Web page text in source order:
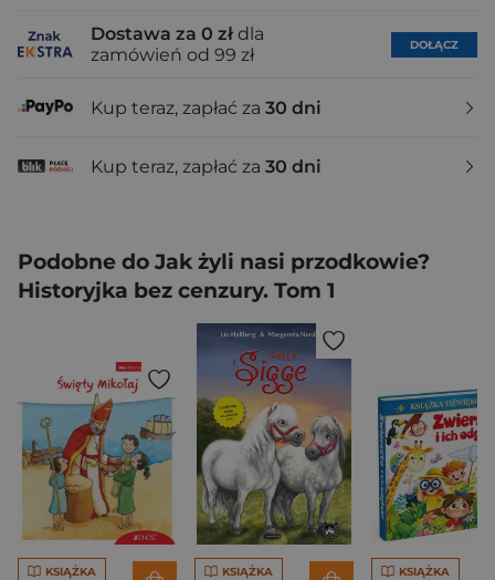
Dostawa za 0 zł dla
zamówień od 99 zł
DOŁĄCZ
Kup teraz, zapłać za 30 dni
Kup teraz, zapłać za 30 dni
Podobne do Jak żyli nasi przodkowie?
Historyjka bez cenzury. Tom 1
KSIĄŻKA KSIĄŻKA KSIĄŻKA